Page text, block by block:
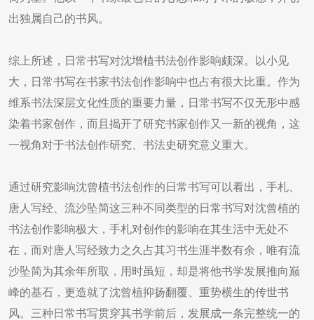
出独属自己的书风。
综上所述，日常书写对沈增植书法创作影响颇深。以小见
大，日常书写在书家书法创作影响中也占有很大比重。作为
维系书法深层文化性质的重要力量，日常书写不仅无形中感
染着书家创作，而且揭开了研究书家创作又一新的视角，这
一视角对于书法创作研究、书法史研究意义重大。
通过研究影响沈曾植书法创作的日常书写可以看出，手札、
唐人写经、流沙坠简这三种不同类型的日常书写对沈曾植的
书法创作影响极大，手札对创作的影响在其生活中无处不
在，而对唐人写经致力之久占其习书生涯半数有余，唯有流
沙坠简为其余年所取，用时虽短，却是将他书学发展推向巅
峰的基石，更造就了沈曾植抑扬翻覆、重势横生的传世书
风。三种日常书写贯穿其书学前后，发展成一条完整统一的